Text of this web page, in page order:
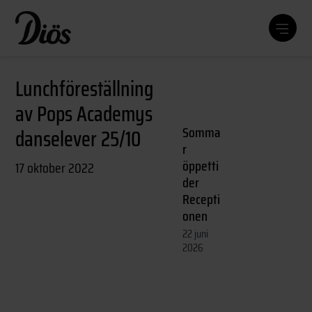
Lunchföreställning
av Pops Academys
danselever 25/10
17 oktober 2022
Somma
r
öppetti
der
Recepti
onen
22 juni
2026